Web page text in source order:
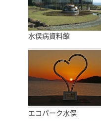
水俣病資料館
エコパーク水俣